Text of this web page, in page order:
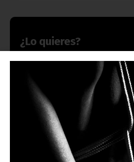
¿Lo quieres?
Explícanos cómo lo quieres y te
propuesta personalizada. Si lo
por teléfono, WhatsApp o email.